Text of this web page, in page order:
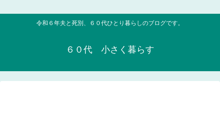
令和６年夫と死別、６０代ひとり暮らしのブログです。
６０代 小さく暮らす